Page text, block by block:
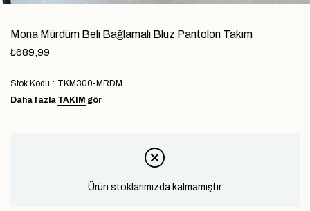
Mona Mürdüm Beli Bağlamalı Bluz Pantolon Takım
₺689,99
Stok Kodu
TKM300-MRDM
Daha fazla TAKIM gör
Ürün stoklarımızda kalmamıştır.